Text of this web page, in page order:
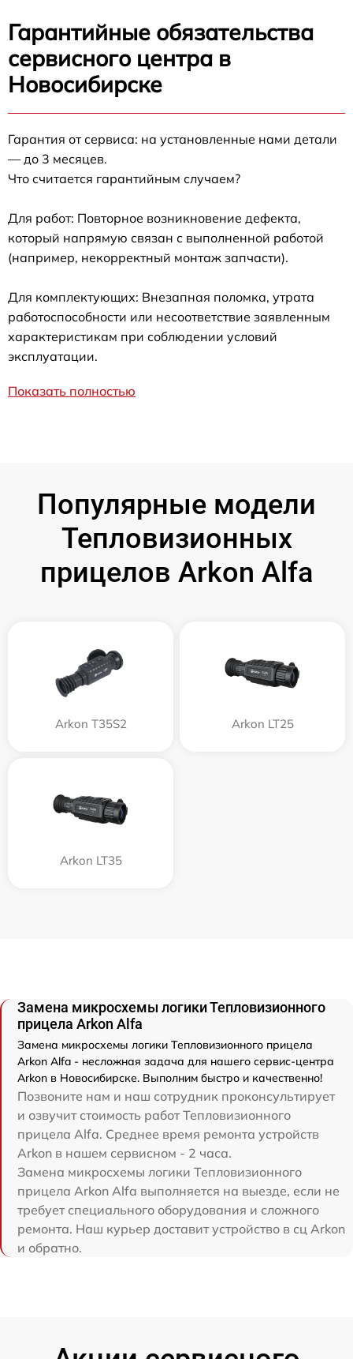
Гарантийные обязательства
сервисного центра в
Новосибирске
Гарантия от сервиса: на установленные нами детали
— до 3 месяцев.
Что считается гарантийным случаем?
Для работ: Повторное возникновение дефекта,
который напрямую связан с выполненной работой
(например, некорректный монтаж запчасти).
Для комплектующих: Внезапная поломка, утрата
работоспособности или несоответствие заявленным
характеристикам при соблюдении условий
эксплуатации.
Показать полностью
Популярные модели
Тепловизионных
прицелов Arkon Alfa
Arkon T35S2 Arkon LT25
Arkon LT35
Замена микросхемы логики Тепловизионного
прицела Arkon Alfa
Замена микросхемы логики Тепловизионного прицела
Arkon Alfa - несложная задача для нашего сервис-центра
Arkon в Новосибирске. Выполним быстро и качественно!
Позвоните нам и наш сотрудник проконсультирует
и озвучит стоимость работ Тепловизионного
прицела Alfa. Среднее время ремонта устройств
Arkon в нашем сервисном - 2 часа.
Замена микросхемы логики Тепловизионного
прицела Arkon Alfa выполняется на выезде, если не
требует специального оборудования и сложного
ремонта. Наш курьер доставит устройство в сц Arkon
и обратно.